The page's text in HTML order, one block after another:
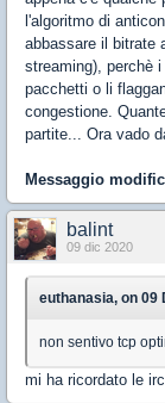
l'algoritmo di
abbassare il bitrate
streaming), perchè
pacchetti o li
congestione.
partite... Ora vado
Messaggio
balint
09 dic 2020
euthanasia, on 09
non sentivo tcp
mi ha ricordato le